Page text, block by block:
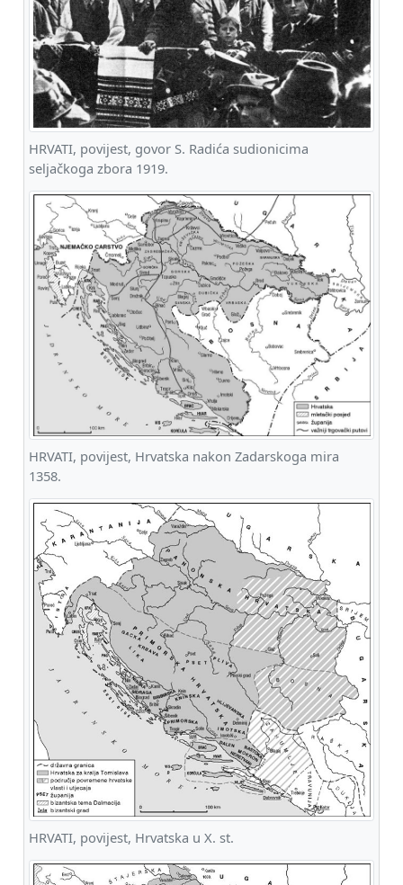
HRVATI, povijest, govor S. Radića sudionicima
seljačkoga zbora 1919.
HRVATI, povijest, Hrvatska nakon Zadarskoga mira
1358.
HRVATI, povijest, Hrvatska u X. st.